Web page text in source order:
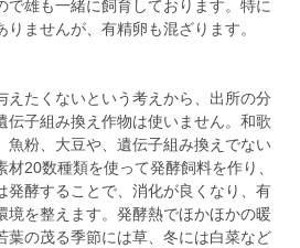
で雄も一緒に飼育しております。特に
ませんが、有精卵も混ざります。
えたくないという考えから、出所の分
伝子組み換え作物は使いません。和歌
魚粉、大豆や、遺伝子組み換えでない
材20数種類を使って発酵飼料を作り、
発酵することで、消化が良くなり、有
境を整えます。発酵熱でほかほかの暖
葉の茂る季節には草、冬には白菜など